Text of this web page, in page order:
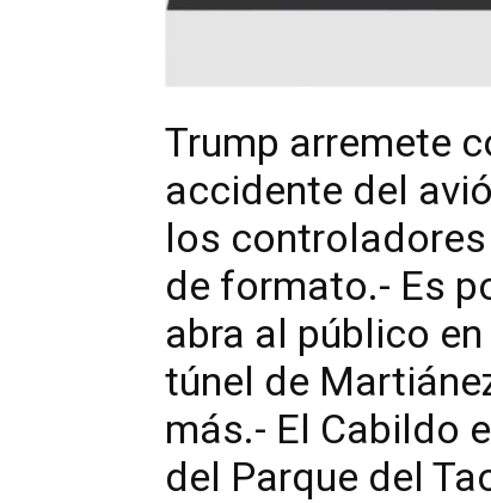
Trump arremete
accidente del
los
de formato.- Es
abra al público
túnel de
más.- El Cabildo
del Parque del